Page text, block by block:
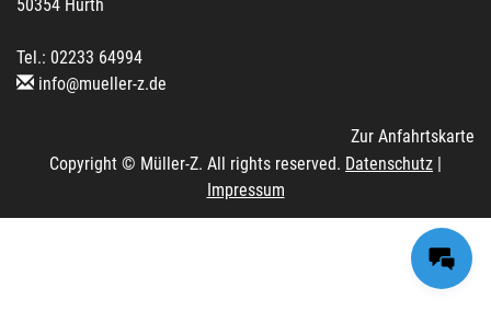
50354 Hürth
Tel.: 02233 64994
info@mueller-z.de
Zur Anfahrtskarte
Copyright © Müller-Z. All rights reserved. Datenschutz |
Impressum